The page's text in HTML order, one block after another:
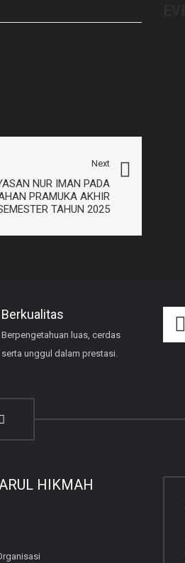
Next
NUR IMAN PADA
PRAMUKA AKHIR
TAHUN 2025
Berkualitas
Berpengetahuan luas, cerdas
serta unggul dalam prestasi.
HIKMAH